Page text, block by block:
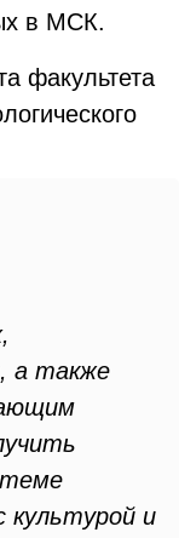
в МСК.
факультета
а также
культурой и